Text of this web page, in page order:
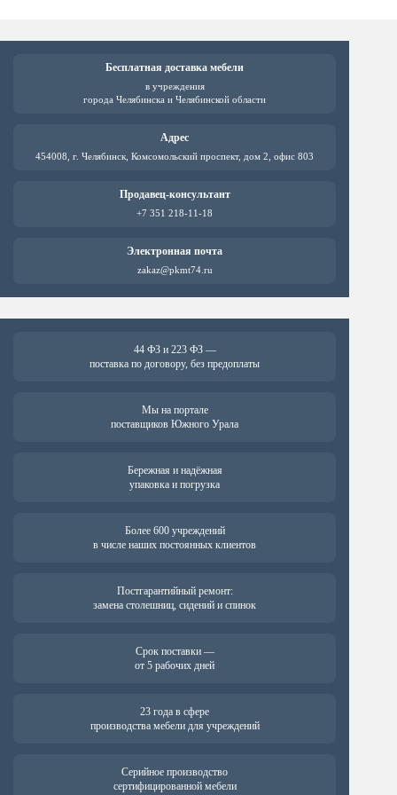
Бесплатная доставка мебели
в учреждения
города Челябинска и Челябинской области
Адрес
454008, г. Челябинск, Комсомольский проспект, дом 2, офис 803
Продавец-консультант
+7 351 218-11-18
Электронная почта
zakaz@pkmt74.ru
44 ФЗ и 223 ФЗ —
поставка по договору, без предоплаты
Мы на портале
поставщиков Южного Урала
Бережная и надёжная
упаковка и погрузка
Более 600 учреждений
в числе наших постоянных клиентов
Постгарантийный ремонт:
замена столешниц, сидений и спинок
Срок поставки —
от 5 рабочих дней
23 года в сфере
производства мебели для учреждений
Серийное производство
сертифицированной мебели